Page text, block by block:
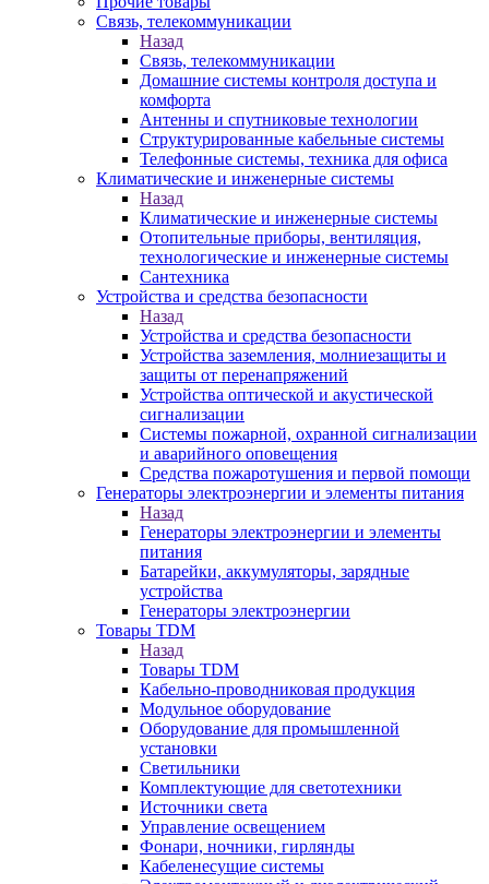
Связь, телекоммуникации
Назад
Связь, телекоммуникации
Домашние системы контроля доступа и
комфорта
Антенны и спутниковые технологии
Структурированные кабельные системы
Телефонные системы, техника для офиса
Климатические и инженерные системы
Назад
Климатические и инженерные системы
Отопительные приборы, вентиляция,
технологические и инженерные системы
Сантехника
Устройства и средства безопасности
Назад
Устройства и средства безопасности
Устройства заземления, молниезащиты и
защиты от перенапряжений
Устройства оптической и акустической
сигнализации
Системы пожарной, охранной сигнализации
и аварийного оповещения
Средства пожаротушения и первой помощи
Генераторы электроэнергии и элементы питания
Назад
Генераторы электроэнергии и элементы
питания
Батарейки, аккумуляторы, зарядные
устройства
Генераторы электроэнергии
Товары TDM
Назад
Товары TDM
Кабельно-проводниковая продукция
Модульное оборудование
Оборудование для промышленной
установки
Светильники
Комплектующие для светотехники
Источники света
Управление освещением
Фонари, ночники, гирлянды
Кабеленесущие системы